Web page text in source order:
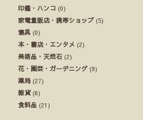
印鑑・ハンコ (0)
家電量販店・携帯ショップ (5)
寝具 (0)
本・書店・エンタメ (2)
美術品・天然石 (2)
花・園芸・ガーデニング (9)
薬局 (27)
雑貨(6)
食料品 (21)